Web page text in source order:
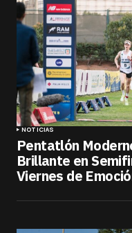
NOTICIAS
Pentatlón
Brillante en
Viernes de